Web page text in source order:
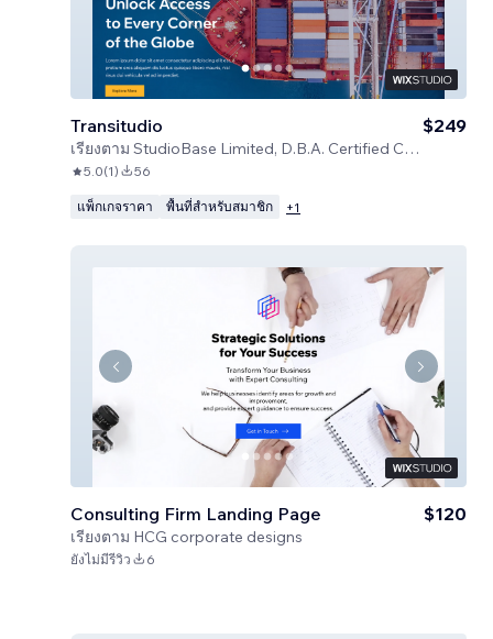
Transitudio
เรียงตาม StudioBase Limited, D.B.A. Certified Code
$249
5.0(1) 56
แพ็กเกจราคา พื้นที่สำหรับสมาชิก +1
Consulting Firm Landing Page
เรียงตาม HCG corporate designs
$120
ยังไม่มีรีวิว 6